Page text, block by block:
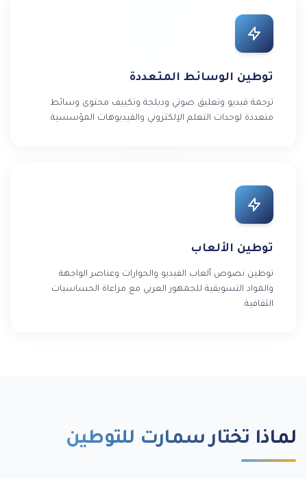
توطين الوسائط المتعددة
ترجمة فيديو وتعليق صوتي ودبلجة وتكييف محتوى وسائط
متعددة لوحدات التعلم الإلكتروني والفيديوهات المؤسسية.
توطين الألعاب
توطين نصوص ألعاب الفيديو والحوارات وعناصر الواجهة
والمواد التسويقية للجمهور العربي مع مراعاة الحساسيات
الثقافية.
لماذا تختار سمارت للتوطين